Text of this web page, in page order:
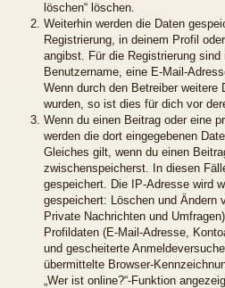
löschen“ löschen.
Weiterhin werden die Daten
Registrierung, in deinem Profil
angibst. Für die Registrierung
Benutzername, eine E-Mail-
Wenn durch den Betreiber weitere
wurden, so ist dies für dich vor
Wenn du einen Beitrag oder eine
werden die dort eingegebenen
Gleiches gilt, wenn du einen
zwischenspeicherst. In diesen
gespeichert. Die IP-Adresse wird
gespeichert: Löschen und Ändern
Private Nachrichten und
Profildaten (E-Mail-Adresse,
und gescheiterte
übermittelte Browser-
„Wer ist online?“-Funktion